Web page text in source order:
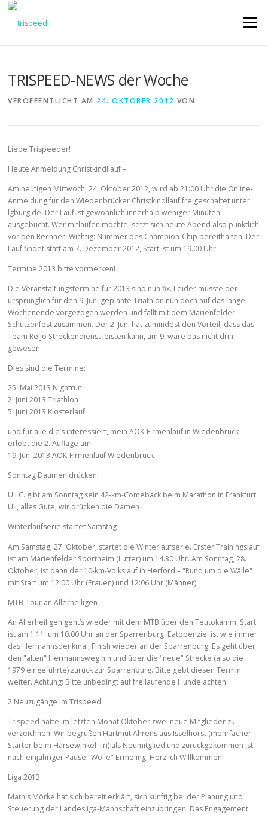
Direkt
Menü
TRISPEED-NEWS der Woche
VERÖFFENTLICHT AM 24. OKTOBER 2012 VON
Liebe Trispeeder!
Heute Anmeldung Christkindllauf –
Am heutigen Mittwoch, 24. Oktober 2012, wird ab 21:00 Uhr die Online-
Anmeldung für den Wiedenbrücker Christkindllauf freigeschaltet unter
lgburg.de. Der Lauf ist gewöhnlich innerhalb weniger Minuten
ausgebucht. Wer mitlaufen möchte, setzt sich heute Abend also pünktlich
vor den Rechner. Wichtig: Nummer des Champion-Chip bereithalten. Der
Lauf findet statt am 7. Dezember 2012, Start ist um 19.00 Uhr.
Termine 2013 bitte vormerken!
Die Veranstaltungstermine für 2013 sind nun fix. Leider musste der
ursprünglich für den 9. Juni geplante Triathlon nun doch auf das lange
Wochenende vorgezogen werden und fällt mit dem Marienfelder
Schützenfest zusammen. Der 2. Juni hat zumindest den Vorteil, dass das
Team ReiJo Streckendienst leisten kann, am 9. wäre das nicht drin
gewesen.
Dies sind die Termine:
25. Mai 2013 Nightrun
2. Juni 2013 Triathlon
5. Juni 2013 Klosterlauf
und für alle die’s interessiert, mein AOK-Firmenlauf in Wiedenbrück
erlebt die 2. Auflage am
19. Juni 2013 AOK-Firmenlauf Wiedenbrück
Sonntag Daumen drücken!
Uli C. gibt am Sonntag sein 42-km-Comeback beim Marathon in Frankfurt.
Uli, alles Gute, wir drücken die Damen !
Winterlaufserie startet Samstag
Am Samstag, 27. Oktober, startet die Winterlaufserie. Erster Trainingslauf
ist am Marienfelder Sportheim (Lutter) um 14.30 Uhr. Am Sonntag, 28.
Oktober, ist dann der 10-km-Volkslauf in Herford – "Rund um die Wälle"
mit Start um 12.00 Uhr (Frauen) und 12:06 Uhr (Männer).
MTB-Tour an Allerheiligen
An Allerheiligen geht’s wieder mit dem MTB über den Teutokamm. Start
ist am 1.11. um 10.00 Uhr an der Sparrenburg. Eatppenziel ist wie immer
das Hermannsdenkmal, Finish wieder an der Sparrenburg. Es geht über
den "alten" Hermannsweg hin und über die "neue" Strecke (also die
1979 eingeführte) zurück zur Sparrenburg. Bitte gebt diesen Termin
weiter. Achtung: Bitte unbedingt auf freilaufende Hunde achten!
2 Neuzugänge im Trispeed
Trispeed hatte im letzten Monat Oktober zwei neue Mitglieder zu
verzeichnen. Wir begrüßen Hartmut Ahrens aus Isselhorst (mehrfacher
Starter beim Harsewinkel-Tri) als Neumitglied und zurückgekommen ist
nach einjähriger Pause "Wolle" Ermeling. Herzlich Willkommen!
Liga 2013
Mathis Mörke hat sich bereit erklärt, sich künftig bei der Planung und
Steuerung der Landesliga-Mannschaft einzubringen. Das Engagement